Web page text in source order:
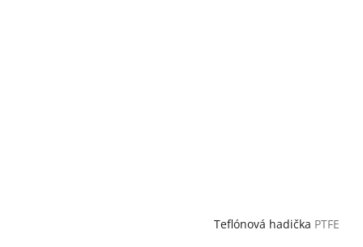
Teflónová hadička PTFE